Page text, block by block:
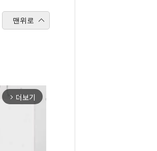
맨위로
arrow_forward_ios 더보기